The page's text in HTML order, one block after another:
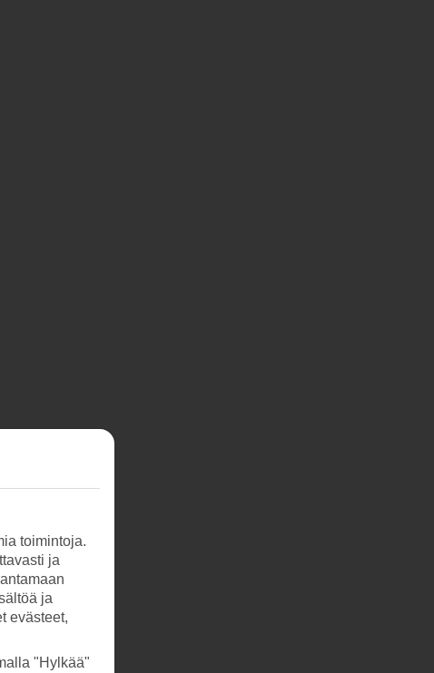
toimintoja.
ja
ja
evästeet,
"Hylkää"